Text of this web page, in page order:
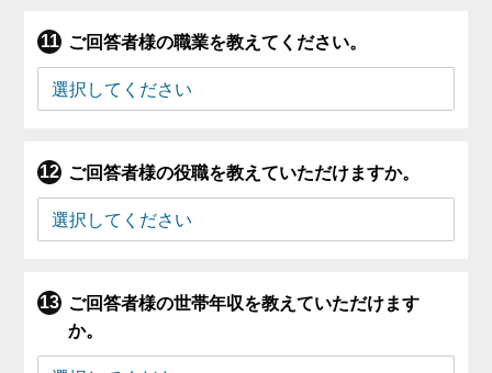
ご回答者様の職業を教えてください。
ご回答者様の役職を教えていただけますか。
ご回答者様の世帯年収を教えていただけます
か。